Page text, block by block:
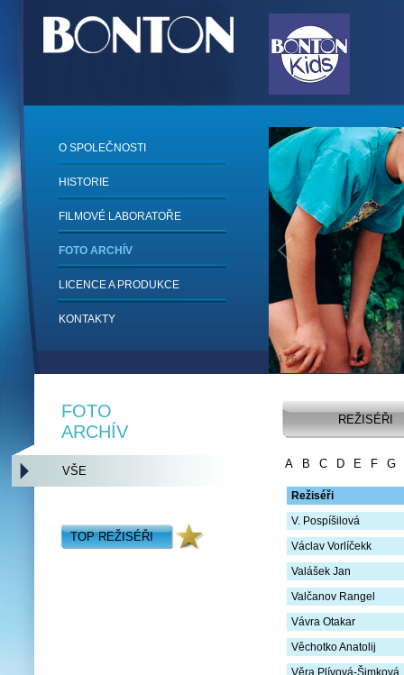
1/6
O SPOLEČNOSTI
HISTORIE
FILMOVÉ LABORATOŘE
FOTO ARCHÍV
LICENCE A PRODUKCE
KONTAKTY
REŽISÉŘI
A B C D E F G
Režiséři
V. Pospíšilová
Václav Vorlíčekk
Valášek Jan
Valčanov Rangel
Vávra Otakar
Věchotko Anatolij
Věra Plívová-Šimková
FOTO
ARCHÍV
VŠE
TOP REŽISÉŘI